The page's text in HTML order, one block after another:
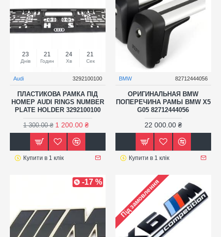
23
Днів
21
Годин
24
Хв
20
Сек
Audi 3292100100
ПЛАСТИКОВА РАМКА ПІД
НОМЕР AUDI RINGS NUMBER
PLATE HOLDER 3292100100
1 300.00 ₴ 1 200.00 ₴
Купити в 1 клік
BMW 82712444056
ОРИГИНАЛЬНАЯ BMW
ПОПЕРЕЧИНА РАМЫ BMW X5
G05 82712444056
22 000.00 ₴
Купити в 1 клік
-17 % Під замовлення